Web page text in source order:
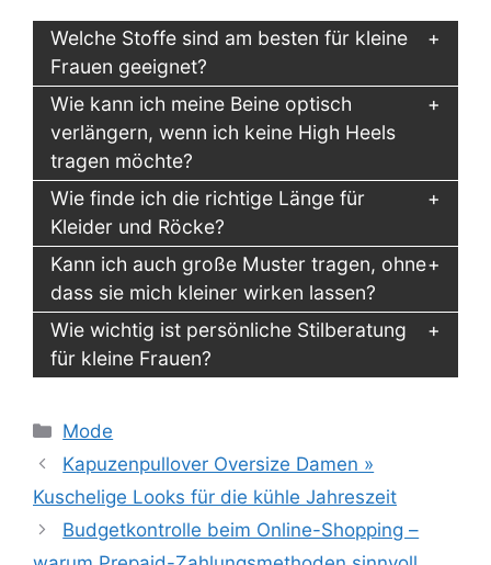
Welche Stoffe sind am besten für kleine
Frauen geeignet?
Wie kann ich meine Beine optisch
verlängern, wenn ich keine High Heels
tragen möchte?
Wie finde ich die richtige Länge für
Kleider und Röcke?
Kann ich auch große Muster tragen, ohne
dass sie mich kleiner wirken lassen?
Wie wichtig ist persönliche Stilberatung
für kleine Frauen?
Kategorien
Mode
Kapuzenpullover Oversize Damen »
Kuschelige Looks für die kühle Jahreszeit
Budgetkontrolle beim Online-Shopping –